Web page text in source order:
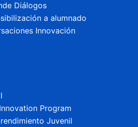
Diálogos
a alumnado
Innovación
Program
Juvenil